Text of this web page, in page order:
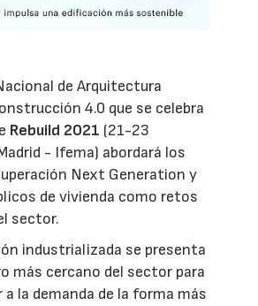
de Arquitectura
4.0 que se celebra
Rebuild 2021 (21-23
- Ifema) abordará los
Next Generation y
de vivienda como retos
sector.
industrializada se presenta
más cercano del sector para
a la demanda de la forma más